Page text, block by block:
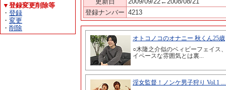
▼登録変更削除等
・ 登録
・ 変更
・ 削除
登録ナンバー 4213